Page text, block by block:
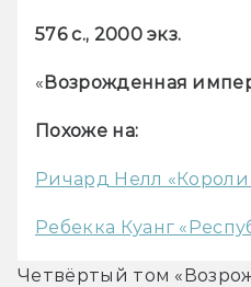
576 с., 2000 экз.
«Возрожденная
Похоже на:
Ричард Нелл «Короли
Ребекка Куанг
Четвёртый том